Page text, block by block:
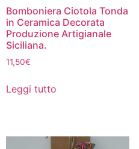
Bomboniera Ciotola Tonda
in Ceramica Decorata
Produzione Artigianale
Siciliana.
11,50€
Leggi tutto